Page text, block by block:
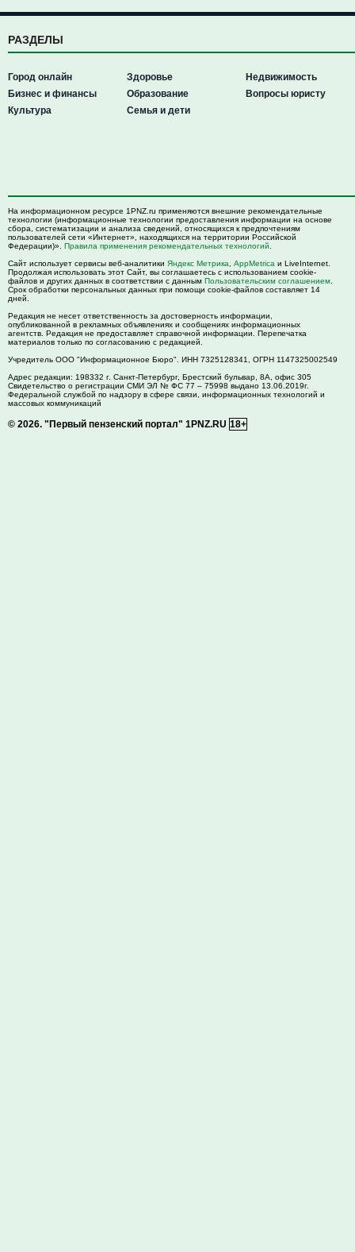
РАЗДЕЛЫ
Город онлайн
Бизнес и финансы
Культура
Здоровье
Образование
Семья и дети
Недвижимость
Вопросы юристу
На информационном ресурсе 1PNZ.ru применяются внешние рекомендательные
технологии (информационные технологии предоставления информации на основе
сбора, систематизации и анализа сведений, относящихся к предпочтениям
пользователей сети «Интернет», находящихся на территории Российской
Федерации)». Правила применения рекомендательных технологий
Сайт использует сервисы веб-аналитики Яндекс Метрика AppMetrica и LiveInternet.
Продолжая использовать этот Сайт, вы соглашаетесь с использованием cookie-
файлов и других данных в соответствии с данным Пользовательским соглашением
Срок обработки персональных данных при помощи cookie-файлов составляет 14
дней.
Редакция не несет ответственность за достоверность информации,
опубликованной в рекламных объявлениях и сообщениях информационных
агентств. Редакция не предоставляет справочной информации. Перепечатка
материалов только по согласованию с редакцией.
Учредитель ООО "Информационное Бюро". ИНН 7325128341, ОГРН 1147325002549
Адрес редакции: 198332 г. Санкт-Петербург, Брестский бульвар, 8А, офис 305
Свидетельство о регистрации СМИ ЭЛ № ФС 77 – 75998 выдано 13.06.2019г.
Федеральной службой по надзору в сфере связи, информационных технологий и
массовых коммуникаций
© 2026. "Первый пензенский портал" 1PNZ.RU 18+